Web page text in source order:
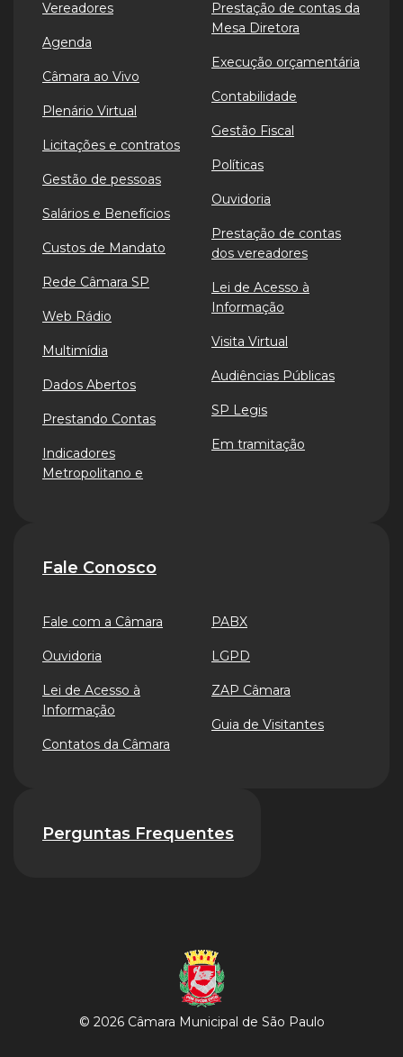
Vereadores
Agenda
Câmara ao Vivo
Plenário Virtual
Licitações e contratos
Gestão de pessoas
Salários e Benefícios
Custos de Mandato
Rede Câmara SP
Web Rádio
Multimídia
Dados Abertos
Prestando Contas
Indicadores
Metropolitano e
Prestação de contas da
Mesa Diretora
Execução orçamentária
Contabilidade
Gestão Fiscal
Políticas
Ouvidoria
Prestação de contas
dos vereadores
Lei de Acesso à
Informação
Visita Virtual
Audiências Públicas
SP Legis
Em tramitação
Fale Conosco
Fale com a Câmara
Ouvidoria
Lei de Acesso à
Informação
Contatos da Câmara
PABX
LGPD
ZAP Câmara
Guia de Visitantes
Perguntas Frequentes
© 2026 Câmara Municipal de São Paulo